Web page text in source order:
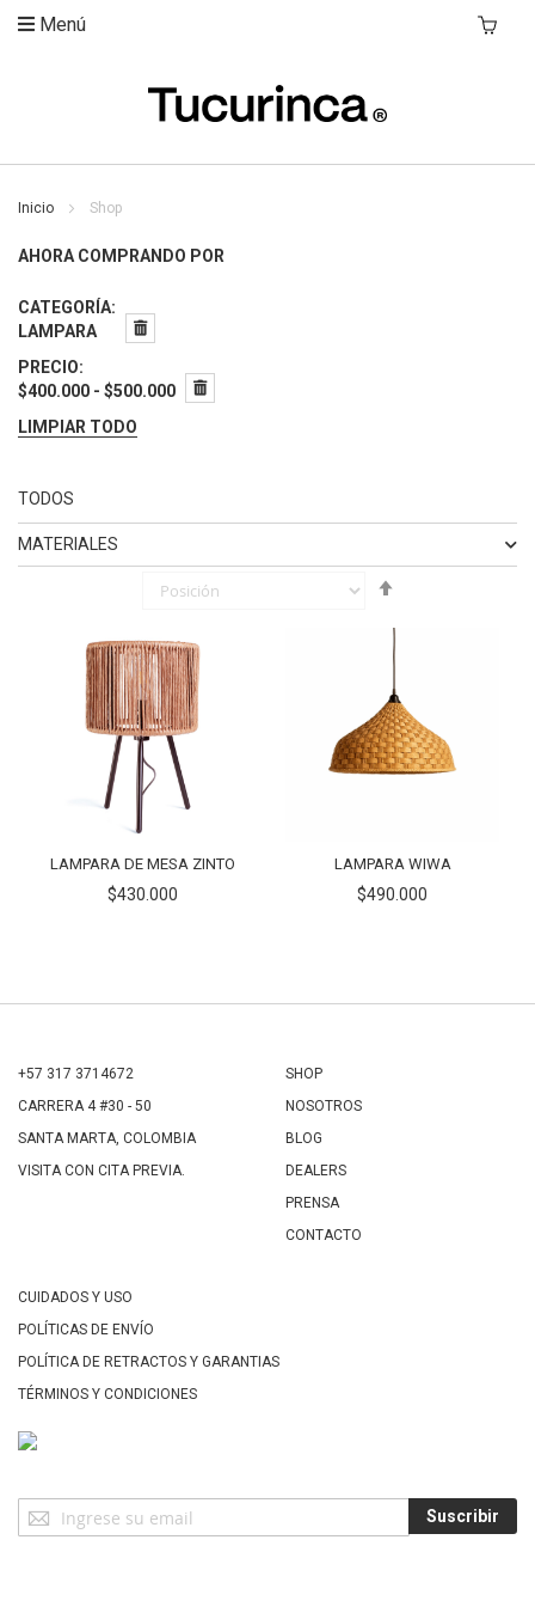
Menú Mi
Inicio Shop
AHORA COMPRANDO POR
CATEGORÍA
LAMPARA
PRECIO
$400.000 - $500.000
LIMPIAR TODO
TODOS
MATERIALES
ELEMENTO
HIERRO 1ELEMENTO
LAMPARA DE MESA ZINTO
$430.000
LAMPARA WIWA
$490.000
+57 317 3714672
CARRERA 4 #30 - 50
SANTA MARTA, COLOMBIA
VISITA CON CITA PREVIA.
SHOP
NOSOTROS
BLOG
DEALERS
PRENSA
CONTACTO
CUIDADOS Y USO
POLÍTICAS DE ENVÍO
POLÍTICA DE RETRACTOS Y GARANTIAS
TÉRMINOS Y CONDICIONES
Suscríbase
a
Suscribir